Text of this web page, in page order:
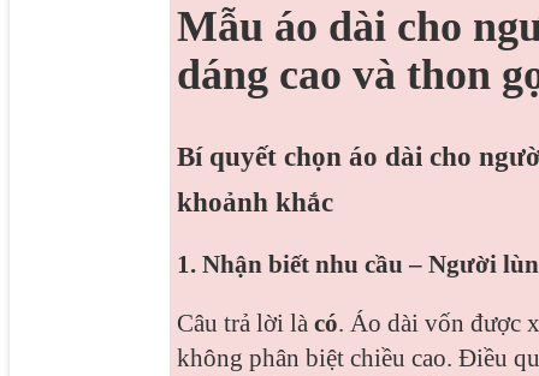
Mẫu áo dài cho
dáng cao và thon
Bí quyết chọn áo dài cho
khoảnh khắc
1. Nhận biết nhu cầu – Người
Câu trả lời là có. Áo dài vốn được
không phân biệt chiều cao. Điều